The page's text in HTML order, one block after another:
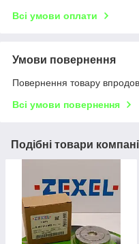
Всі умови оплати
Умови повернення
Повернення товару
Всі умови повернення
Подібні товари